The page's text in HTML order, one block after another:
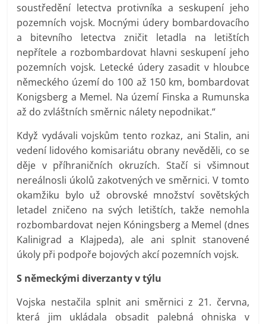
soustředění letectva protivníka a seskupení jeho
pozemních vojsk. Mocnými údery bombardovacího
a bitevního letectva zničit letadla na letištích
nepřítele a rozbombardovat hlavni seskupení jeho
pozemních vojsk. Letecké údery zasadit v hloubce
německého území do 100 až 150 km, bombardovat
Konigsberg a Memel. Na území Finska a Rumunska
až do zvláštních směrnic nálety nepodnikat.“
Když vydávali vojskům tento rozkaz, ani Stalin, ani
vedení lidového komisariátu obrany nevěděli, co se
děje v příhraničních okruzích. Stačí si všimnout
nereálnosli úkolů zakotvených ve směrnici. V tomto
okamžiku bylo už obrovské množství sovětských
letadel zničeno na svých letištích, takže nemohla
rozbombardovat nejen Kóningsberg a Memel (dnes
Kalinigrad a Klajpeda), ale ani splnit stanovené
úkoly při podpoře bojových akcí pozemních vojsk.
S německými diverzanty v týlu
Vojska nestačila splnit ani směrnici z 21. června,
která jim ukládala obsadit palebná ohniska v